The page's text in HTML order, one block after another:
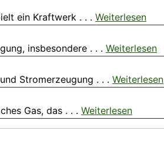
ein Kraftwerk . . . Weiterlesen
insbesondere . . . Weiterlesen
Stromerzeugung . . . Weiterlesen
Gas, das . . . Weiterlesen